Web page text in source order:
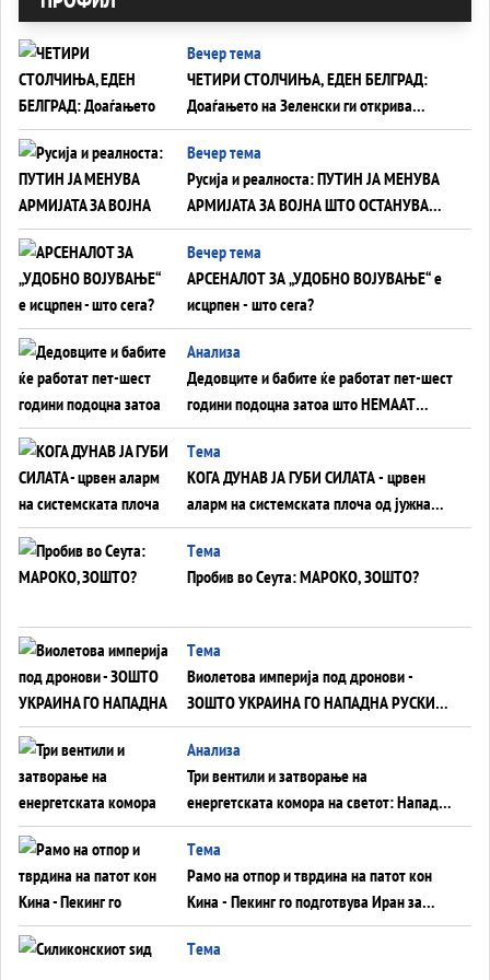
Вечер тема
ЧЕТИРИ СТОЛЧИЊА, ЕДЕН БЕЛГРАД:
Доаѓањето на Зеленски ги открива
тајните на политиката на балансирање
на Вучиќ
Вечер тема
Русија и реалноста: ПУТИН ЈА МЕНУВА
АРМИЈАТА ЗА ВОЈНА ШТО ОСТАНУВА
БЕЗ ФРОНТ
Вечер тема
АРСЕНАЛОТ ЗА „УДОБНО ВОЈУВАЊЕ“ е
исцрпен - што сега?
Анализа
Дедовците и бабите ќе работат пет-шест
години подоцна затоа што НЕМААТ
ВНУЦИ ДА ГИ ЗАМЕНАТ
Tема
КОГА ДУНАВ ЈА ГУБИ СИЛАТА - црвен
аларм на системската плоча од јужна
Германија до Црното Море...
Tема
Пробив во Сеута: МАРОКО, ЗОШТО?
Tема
Виолетова империја под дронови -
ЗОШТО УКРАИНА ГО НАПАДНА РУСКИОТ
WILDBERRIES
Aнализа
Три вентили и затворање на
енергетската комора на светот: Нападот
во Суец најавува глобален енергетски
инфаркт?
Tема
Рамо на отпор и тврдина на патот кон
Кина - Пекинг го подготвува Иран за
американска копнена инвазија
Tема